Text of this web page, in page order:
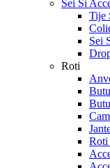
Sei Si
Tije
Sei
Roti
Roti